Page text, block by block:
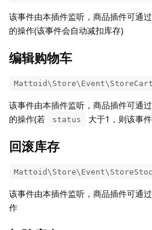
该事件由本插件监听，商品插件可通
的操作(该事件会自动减扣库存)
编辑购物车
该事件由本插件监听，商品插件可通
的操作(若
status 大于1，则该事
回滚库存
该事件由本插件监听，商品插件可通
作